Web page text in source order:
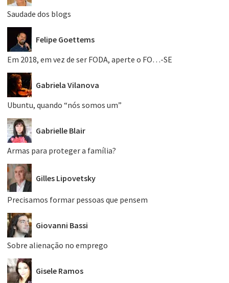
Saudade dos blogs
Felipe Goettems
Em 2018, em vez de ser FODA, aperte o FO…-SE
Gabriela Vilanova
Ubuntu, quando “nós somos um”
Gabrielle Blair
Armas para proteger a família?
Gilles Lipovetsky
Precisamos formar pessoas que pensem
Giovanni Bassi
Sobre alienação no emprego
Gisele Ramos